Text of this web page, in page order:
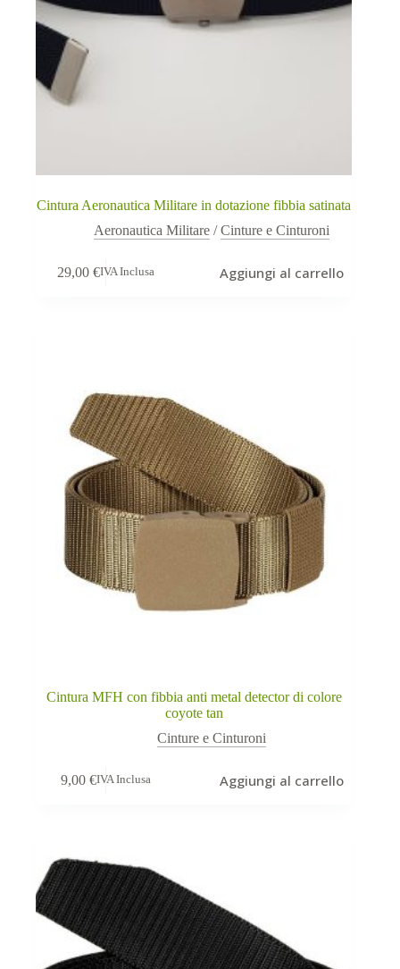
Cintura Aeronautica Militare in dotazione fibbia satinata
Aeronautica Militare /Cinture e Cinturoni
29,00€IVA Inclusa Aggiungi al carrello
Cintura MFH con fibbia anti metal detector di colore
coyote tan
Cinture e Cinturoni
9,00€IVA Inclusa Aggiungi al carrello